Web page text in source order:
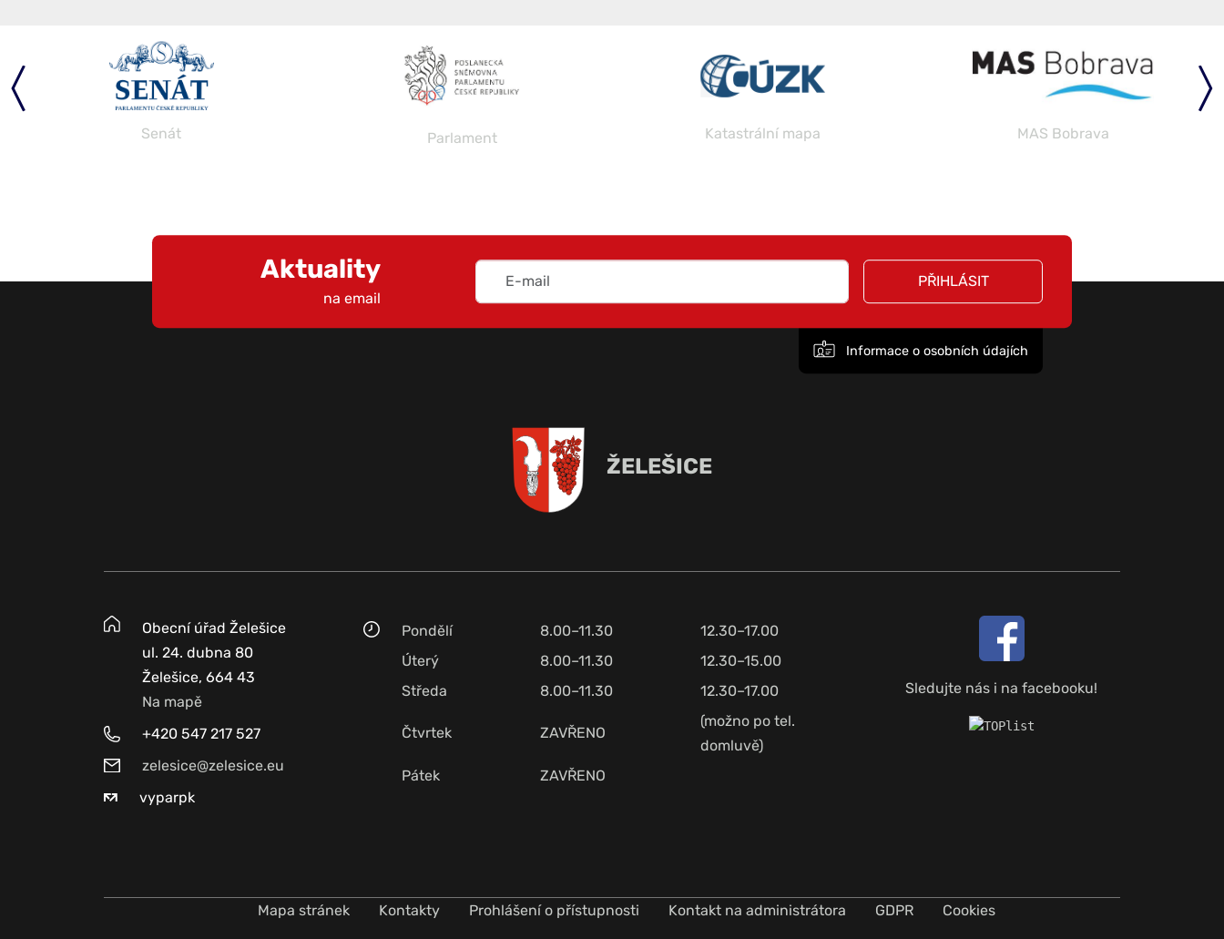
Senát Parlament Katastrální mapa MAS Bobrava
Aktuality
na email
PŘIHLÁSIT
Informace o osobních údajích
ŽELEŠICE
Obecní úřad Želešice
ul. 24. dubna 80
Želešice, 664 43
Na mapě
+420 547 217 527
zelesice@zelesice.eu
vyparpk
Pondělí 8.00–11.30
12.30–17.00
Úterý
8.00–11.30
12.30–15.00
Středa
8.00–11.30 12.30–17.00
Čtvrtek ZAVŘENO
(možno po tel.
domluvě)
Pátek
ZAVŘENO
Sledujte nás i na facebooku!
Mapa stránek Kontakty Prohlášení o přístupnosti Kontakt na administrátora GDPR Cookies